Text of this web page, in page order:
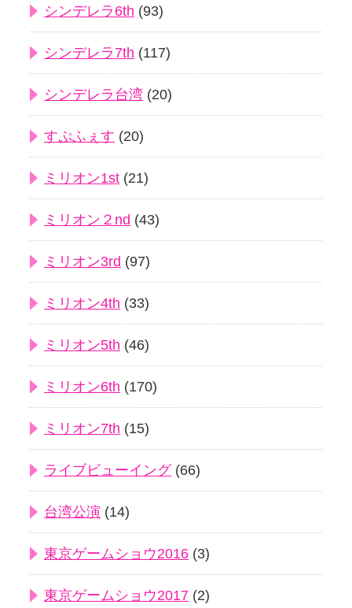
シンデレラ6th (93)
シンデレラ7th (117)
シンデレラ台湾 (20)
すぷふぇす (20)
ミリオン1st (21)
ミリオン２nd (43)
ミリオン3rd (97)
ミリオン4th (33)
ミリオン5th (46)
ミリオン6th (170)
ミリオン7th (15)
ライブビューイング(66)
台湾公演 (14)
東京ゲームショウ2016 (3)
東京ゲームショウ2017 (2)